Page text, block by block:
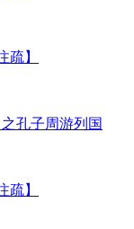
疏】
孔子周游列国
疏】